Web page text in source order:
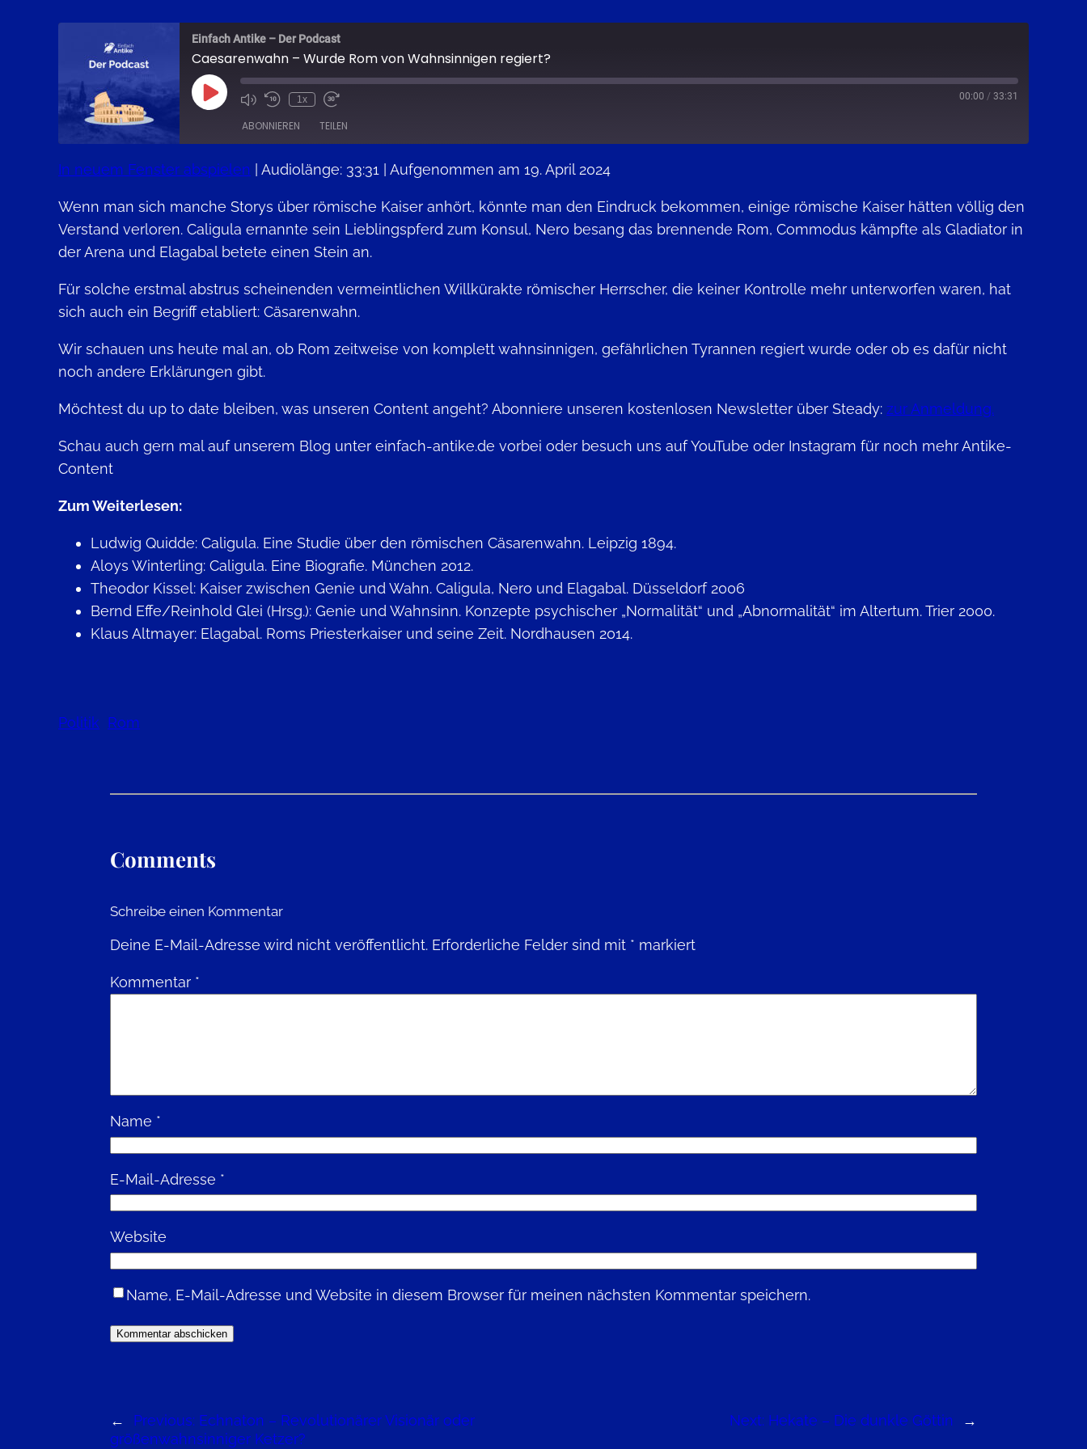
Einfach Antike – Der Podcast
Caesarenwahn – Wurde Rom von Wahnsinnigen regiert?
Play
Episode
1x 00:00 / 33:31
ABONNIEREN TEILEN
Apple Podcasts Google Podcasts
RSS FEED
TEILEN
LINK
EMBED
In neuem Fenster abspielen Audiolänge: 33:31 Aufgenommen am 19. April 2024
Wenn man sich manche Storys über römische Kaiser anhört, könnte man den Eindruck bekommen, einige römische Kaiser hätten völlig den
Verstand verloren. Caligula ernannte sein Lieblingspferd zum Konsul, Nero besang das brennende Rom, Commodus kämpfte als Gladiator in
der Arena und Elagabal betete einen Stein an.
Für solche erstmal abstrus scheinenden vermeintlichen Willkürakte römischer Herrscher, die keiner Kontrolle mehr unterworfen waren, hat
sich auch ein Begriff etabliert: Cäsarenwahn.
Wir schauen uns heute mal an, ob Rom zeitweise von komplett wahnsinnigen, gefährlichen Tyrannen regiert wurde oder ob es dafür nicht
noch andere Erklärungen gibt.
Möchtest du up to date bleiben, was unseren Content angeht? Abonniere unseren kostenlosen Newsletter über Steady: zur Anmeldung.
Schau auch gern mal auf unserem Blog unter einfach-antike.de vorbei oder besuch uns auf YouTube oder Instagram für noch mehr Antike-
Content
Zum Weiterlesen:
Ludwig Quidde: Caligula. Eine Studie über den römischen Cäsarenwahn. Leipzig 1894.
Aloys Winterling: Caligula. Eine Biografie. München 2012.
Theodor Kissel: Kaiser zwischen Genie und Wahn. Caligula, Nero und Elagabal. Düsseldorf 2006
Bernd Effe/Reinhold Glei (Hrsg.): Genie und Wahnsinn. Konzepte psychischer „Normalität“ und „Abnormalität“ im Altertum. Trier 2000.
Klaus Altmayer: Elagabal. Roms Priesterkaiser und seine Zeit. Nordhausen 2014.
Politik Rom
Comments
Schreibe einen Kommentar
Deine E-Mail-Adresse wird nicht veröffentlicht. Erforderliche Felder sind mit * markiert
Kommentar *
Name *
E-Mail-Adresse *
Website
Name, E-Mail-Adresse und Website in diesem Browser für meinen nächsten Kommentar speichern.
← Previous: Echnaton – Revolutionärer Visionär oder
größenwahn­sinniger Ketzer?
Next: Hekate – Die dunkle Göttin →